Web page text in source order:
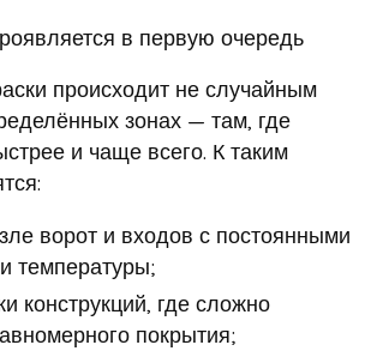
в первую очередь
происходит не случайным
зонах — там, где
и чаще всего. К таким
ворот и входов с постоянными
температуры;
конструкций, где сложно
покрытия;